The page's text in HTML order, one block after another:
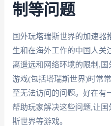
制等问题
国外玩塔瑞斯世界的加速器
生和在海外工作的中国人关
离遥远和网络环境的限制,
游戏(包括塔瑞斯世界)时常
至无法访问的问题。好在有
帮助玩家解决这些问题,让
斯世界等游戏。